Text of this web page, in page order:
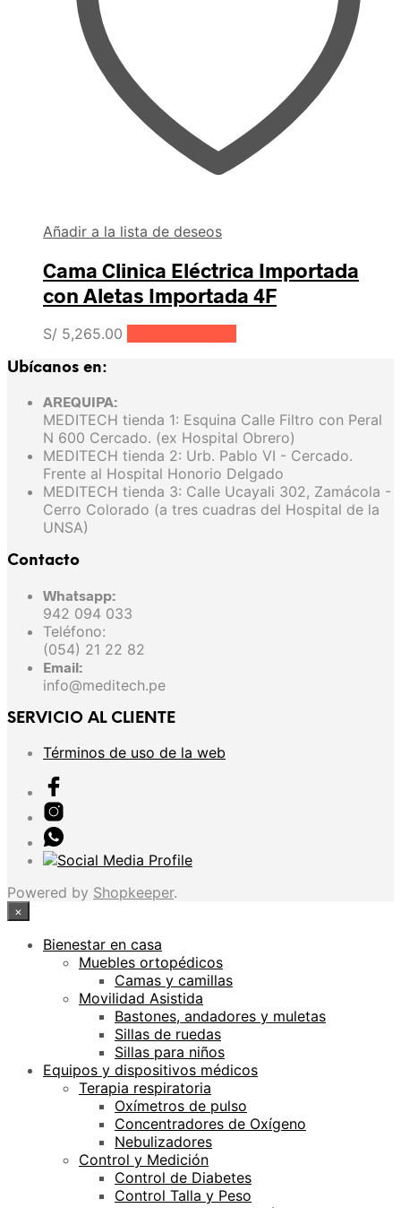
Añadir a la lista de deseos
Cama Clinica Eléctrica Importada
con Aletas Importada 4F
S/ 5,265.00
Ubícanos en:
AREQUIPA:
MEDITECH tienda 1: Esquina Calle Filtro con Peral
N 600 Cercado. (ex Hospital Obrero)
MEDITECH tienda 2: Urb. Pablo VI - Cercado.
Frente al Hospital Honorio Delgado
MEDITECH tienda 3: Calle Ucayali 302, Zamácola -
Cerro Colorado (a tres cuadras del Hospital de la
UNSA)
Contacto
Whatsapp:
942 094 033
Teléfono:
(054) 21 22 82
Email:
info@meditech.pe
SERVICIO AL CLIENTE
Términos de uso de la web
Powered by Shopkeeper.
×
Bienestar en casa
Muebles ortopédicos
Camas y camillas
Movilidad Asistida
Bastones, andadores y muletas
Sillas de ruedas
Sillas para niños
Equipos y dispositivos médicos
Terapia respiratoria
Oxímetros de pulso
Concentradores de Oxígeno
Nebulizadores
Control y Medición
Control de Diabetes
Control Talla y Peso